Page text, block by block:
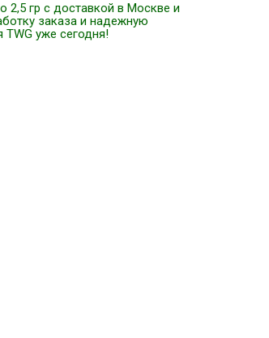
2,5 гр с доставкой в Москве и
заказа и надежную
уже сегодня!